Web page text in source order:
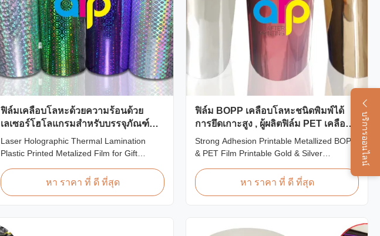
บริการออนไลน์
ฟิล์มเคลือบโลหะด้วยความร้อนด้วย
เลเซอร์โฮโลแกรมสำหรับบรรจุภัณฑ์
ของขวัญ
Laser Holographic Thermal Lamination
Plastic Printed Metalized Film for Gift
Film Laser Holographic Thermal Lamination
Plastic Printed Metalized Film offers a broad
packaging ...
หา ราคา ที่ ดี ที่สุด
ฟิล์ม BOPP เคลือบโลหะชนิดพิมพ์ได้
การยึดเกาะสูง , ผู้ผลิตฟิล์ม PET เคลือบ
โลหะ
Strong Adhesion Printable Metallized BOPP
& PET Film Printable Gold & Silver
metallized thermal laminating film creates
an aluminum paper-like finish when
medicine, wine boxes, ...
หา ราคา ที่ ดี ที่สุด